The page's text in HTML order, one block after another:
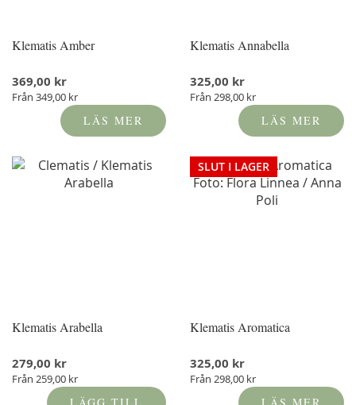
Klematis Amber
369,00 kr
Från 349,00 kr
LÄS MER
Klematis Annabella
325,00 kr
Från 298,00 kr
LÄS MER
Klematis Arabella
279,00 kr
Från 259,00 kr
LÄGG TILL
SLUT I LAGER
Klematis Aromatica
325,00 kr
Från 298,00 kr
LÄS MER